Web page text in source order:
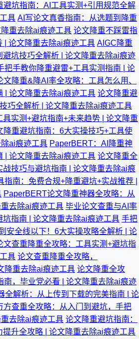
避坑指南：AI工具实测+引用规范全解
具 AI写论文真香指南：从选题到降重
重去除ai痕迹工具 论文降重不踩雷指
| 论文降重去除ai痕迹工具 AIGC降重
坑技巧全解析 | 论文降重去除ai痕迹
把手教你降重避雷+工具实测指南 | 论
文降重&降AI率全攻略：工具怎么用、
| 论文降重去除ai痕迹工具 论文降重避
巧全解析 | 论文降重去除ai痕迹工具
实测+避坑指南+未来趋势 | 论文降重
降重避坑指南：6大实操技巧+工具使
ai痕迹工具 PaperBERT：AI降重神
| 论文降重去除ai痕迹工具 论文降重全
技巧与避坑指南 | 论文降重去除ai痕
指南：免费合规+降重避坑+实战推荐 |
PaperBERT论文降重神器全攻略：从
去除ai痕迹工具 毕业论文查重与AI率
指南 | 论文降重去除ai痕迹工具 手把
安全线以下！6大实操攻略全解析 | 论
文查重降重全攻略：工具实测+避坑指
具 论文查重降重全攻略，
降重去除ai痕迹工具 论文降重全攻
南，毕业党必看 | 论文降重去除ai痕迹
全解析：从上传到下载的完美指南 | 论
方查重全攻略：从入门到避坑，手把
去除ai痕迹工具 论文降重避坑指南：
提升全攻略 | 论文降重去除ai痕迹工具